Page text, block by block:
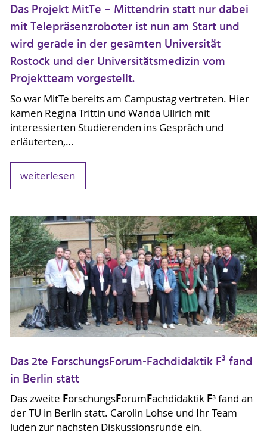
Das Projekt MitTe – Mittendrin statt nur dabei
mit Telepräsenzroboter ist nun am Start und
wird gerade in der gesamten Universität
Rostock und der Universitätsmedizin vom
Projektteam vorgestellt.
So war MitTe bereits am Campustag vertreten. Hier
kamen Regina Trittin und Wanda Ullrich mit
interessierten Studierenden ins Gespräch und
erläuterten,…
weiterlesen
Das 2te ForschungsForum-Fachdidaktik F³ fand
in Berlin statt
Das zweite ForschungsForumFachdidaktik F³ fand an
der TU in Berlin statt. Carolin Lohse und Ihr Team
luden zur nächsten Diskussionsrunde ein.